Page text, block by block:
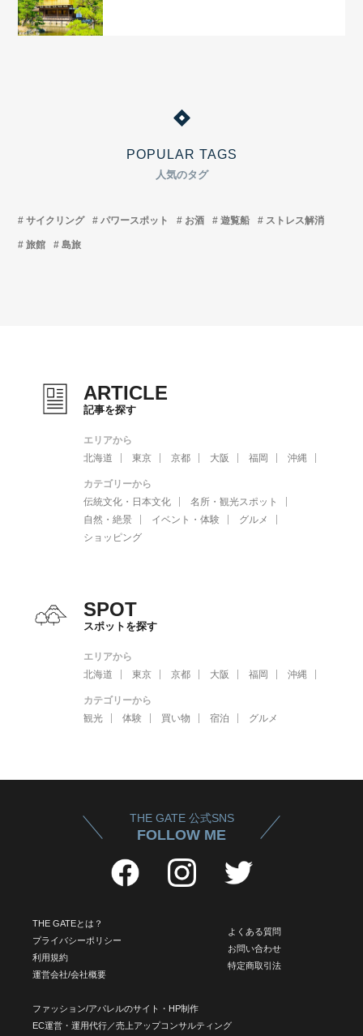
POPULAR TAGS
人気のタグ
サイクリング パワースポット お酒 遊覧船 ストレス解消
旅館 島旅
ARTICLE
記事を探す
エリアから
北海道
東京 京都 大阪 福岡 沖縄
カテゴリーから
伝統文化・日本文化
名所・観光スポット
自然・絶景
イベント・体験
グルメ
ショッピング
SPOT
スポットを探す
エリアから
北海道
東京 京都 大阪 福岡 沖縄
カテゴリーから
観光
体験 買い物 宿泊 グルメ
THE GATE 公式SNS
FOLLOW ME
THE GATEとは？
プライバシーポリシー
利用規約
運営会社/会社概要
よくある質問
お問い合わせ
特定商取引法
ファッション/アパレルのサイト・HP制作
EC運営・運用代行／売上アップコンサルティング